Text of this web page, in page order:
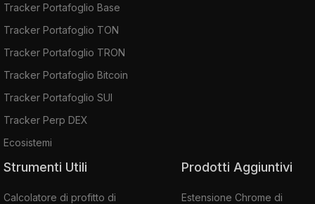
Tracker Portafoglio Base
Tracker Portafoglio TON
Tracker Portafoglio TRON
Tracker Portafoglio Bitcoin
Tracker Portafoglio SUI
Tracker Perp DEX
Ecosistemi
Strumenti Utili
Calcolatore di profitto di
Prodotti Aggiuntivi
Estensione Chrome di